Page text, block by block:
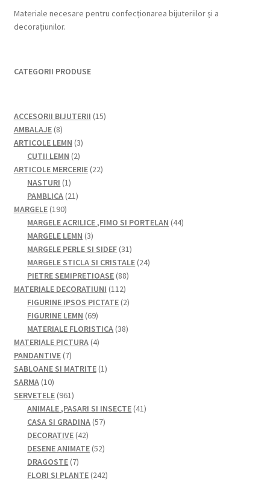
Materiale necesare pentru confecționarea bijuteriilor și a
decorațiunilor.
CATEGORII PRODUSE
ACCESORII BIJUTERII 1515
AMBALAJE 88
produse
ARTICOLE LEMN 33
CUTII LEMN 22
produse
ARTICOLE MERCERIE 2222
NASTURI 11
produs
PAMBLICA 2121
produse
MARGELE 190190
de
produse
MARGELE ACRILICE ,FIMO SI PORTELAN 4444
MARGELE LEMN 33
produse
MARGELE PERLE SI SIDEF 3131
de
MARGELE STICLA SI CRISTALE 2424
PIETRE SEMIPRETIOASE 8888
produse
MATERIALE DECORATIUNI 112112
produse
FIGURINE IPSOS PICTATE 22
FIGURINE LEMN 6969
de
produse
MATERIALE FLORISTICA 3838
MATERIALE PICTURA 44
PANDANTIVE 77
produse
SABLOANE SI MATRITE 11
SARMA 1010
produse
SERVETELE 961961
de
produse
ANIMALE ,PASARI SI INSECTE 4141
CASA SI GRADINA 5757
produse
DECORATIVE 4242
de
DESENE ANIMATE 5252
produse
DRAGOSTE 77
produse
FLORI SI PLANTE 242242